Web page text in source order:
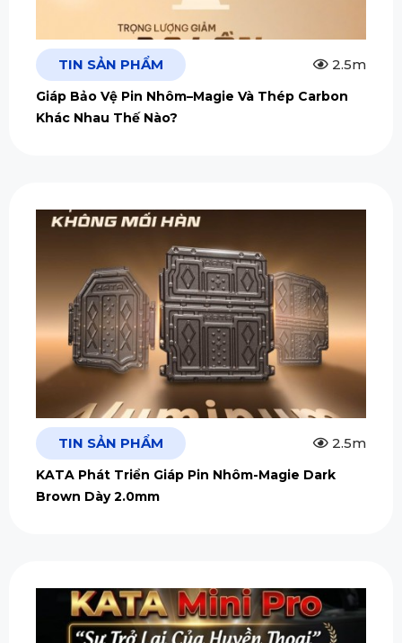
TIN SẢN PHẨM 2.5m
Giáp Bảo Vệ Pin Nhôm–Magie Và Thép Carbon
Khác Nhau Thế Nào?
TIN SẢN PHẨM 2.5m
KATA Phát Triển Giáp Pin Nhôm-Magie Dark
Brown Dày 2.0mm